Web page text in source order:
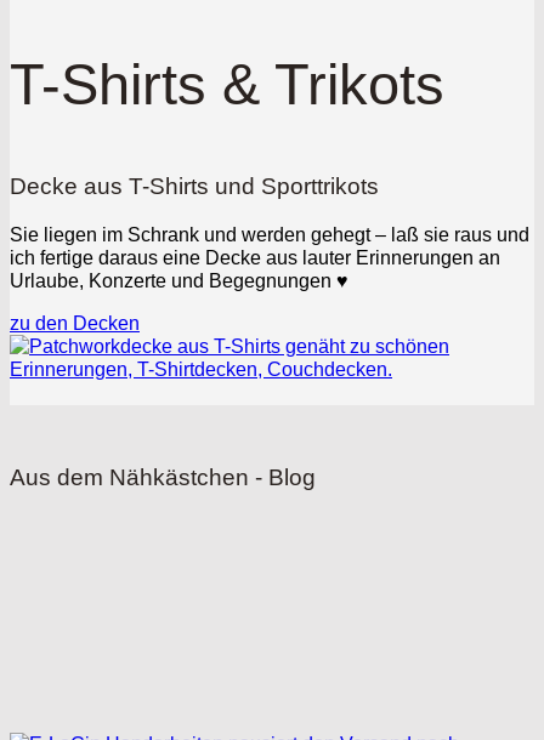
T-Shirts & Trikots
Decke aus T-Shirts und Sporttrikots
Sie liegen im Schrank und werden gehegt – laß sie raus und
ich fertige daraus eine Decke aus lauter Erinnerungen an
Urlaube, Konzerte und Begegnungen ♥
zu den Decken
Aus dem Nähkästchen - Blog